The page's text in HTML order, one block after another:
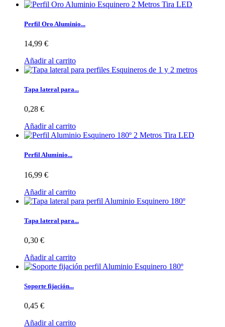
Perfil Oro Aluminio...
14,99 €
Añadir al carrito
Tapa lateral para...
0,28 €
Añadir al carrito
Perfil Aluminio...
16,99 €
Añadir al carrito
Tapa lateral para...
0,30 €
Añadir al carrito
Soporte fijación...
0,45 €
Añadir al carrito